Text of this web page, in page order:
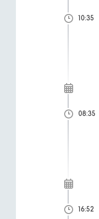
10:35
08:35
16:52